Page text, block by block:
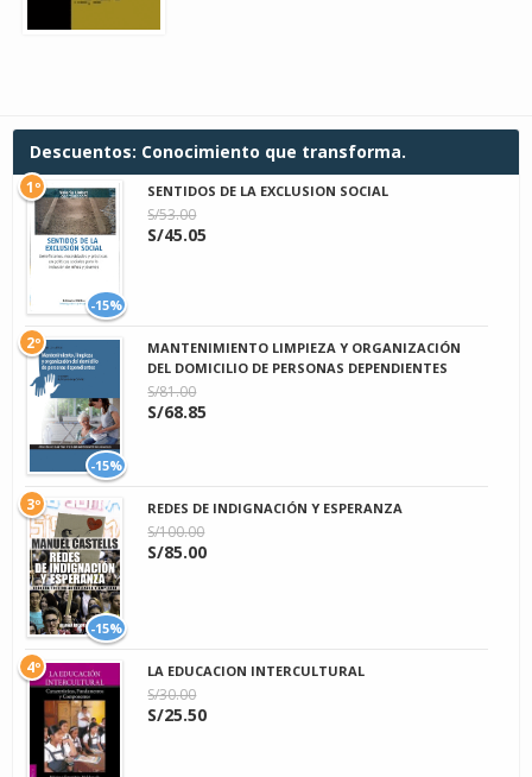
Descuentos: Conocimiento que transforma.
-15%
SENTIDOS DE LA EXCLUSION SOCIAL
S/53.00
S/45.05
1º
-15%
MANTENIMIENTO LIMPIEZA Y ORGANIZACIÓN
DEL DOMICILIO DE PERSONAS DEPENDIENTES
S/81.00
S/68.85
2º
-15%
REDES DE INDIGNACIÓN Y ESPERANZA
S/100.00
S/85.00
3º
LA EDUCACION INTERCULTURAL
S/30.00
S/25.50
4º